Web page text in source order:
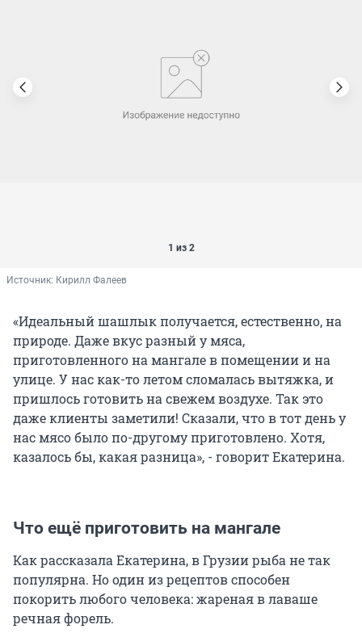
1 из 2
Источник: Кирилл Фалеев
«Идеальный шашлык получается, естественно, на
природе. Даже вкус разный у мяса,
приготовленного на мангале в помещении и на
улице. У нас как-то летом сломалась вытяжка, и
пришлось готовить на свежем воздухе. Так это
даже клиенты заметили! Сказали, что в тот день у
нас мясо было по-другому приготовлено. Хотя,
казалось бы, какая разница», - говорит Екатерина.
Что ещё приготовить на мангале
Как рассказала Екатерина, в Грузии рыба не так
популярна. Но один из рецептов способен
покорить любого человека: жареная в лаваше
речная форель.